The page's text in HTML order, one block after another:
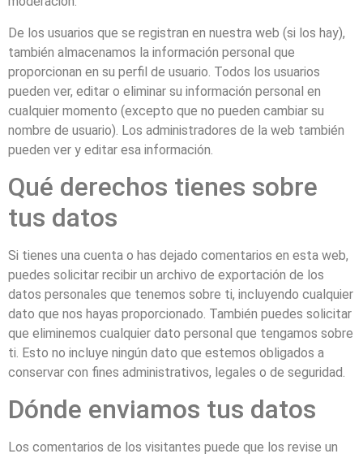
De los usuarios que se registran en nuestra web (si los hay),
también almacenamos la información personal que
proporcionan en su perfil de usuario. Todos los usuarios
pueden ver, editar o eliminar su información personal en
cualquier momento (excepto que no pueden cambiar su
nombre de usuario). Los administradores de la web también
pueden ver y editar esa información.
Qué derechos tienes sobre
tus datos
Si tienes una cuenta o has dejado comentarios en esta web,
puedes solicitar recibir un archivo de exportación de los
datos personales que tenemos sobre ti, incluyendo cualquier
dato que nos hayas proporcionado. También puedes solicitar
que eliminemos cualquier dato personal que tengamos sobre
ti. Esto no incluye ningún dato que estemos obligados a
conservar con fines administrativos, legales o de seguridad.
Dónde enviamos tus datos
Los comentarios de los visitantes puede que los revise un